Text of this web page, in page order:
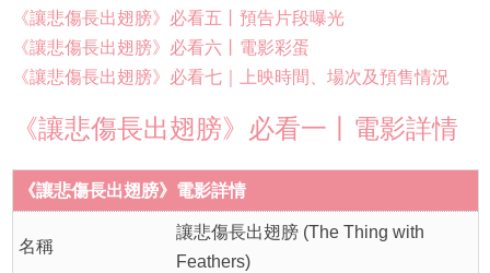
《讓悲傷長出翅膀》必看五丨預告片段曝光
《讓悲傷長出翅膀》必看六丨電影彩蛋
《讓悲傷長出翅膀》必看七｜上映時間、場次及預售情況
《讓悲傷長出翅膀》必看一丨電影詳情
《讓悲傷長出翅膀》電影詳情
名稱
讓悲傷長出翅膀 (The Thing with
Feathers)